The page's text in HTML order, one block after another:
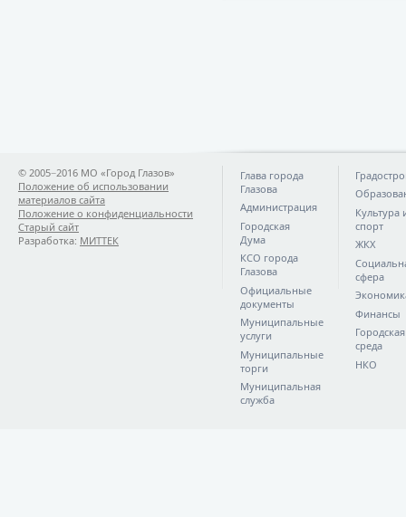
© 2005−2016 МО «Город Глазов»
Положение об использовании
материалов сайта
Положение о конфиденциальности
Старый сайт
Разработка: МИТТЕК
Глава города
Глазова
Администрация
Городская
Дума
КСО города
Глазова
Официальные
документы
Муниципальные
услуги
Муниципальные
торги
Муниципальная
служба
Культура
спорт
ЖКХ
сфера
Финансы
Городская
среда
НКО